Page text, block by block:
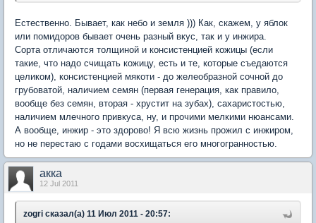
Естественно. Бывает, как небо и земля ))) Как, скажем, у яблок
или помидоров бывает очень разный вкус, так и у инжира.
Сорта отличаются толщиной и консистенцией кожицы (если
такие, что надо счищать кожицу, есть и те, которые съедаются
целиком), консистенцией мякоти - до желеобразной сочной до
грубоватой, наличием семян (первая генерация, как правило,
вообще без семян, вторая - хрустит на зубах), сахаристостью,
наличием млечного привкуса, ну, и прочими мелкими нюансами.
А вообще, инжир - это здорово! Я всю жизнь прожил с инжиром,
но не перестаю с годами восхищаться его многогранностью.
акка
12 Jul 2011
zogri сказал(а) 11 Июл 2011 - 20:57: